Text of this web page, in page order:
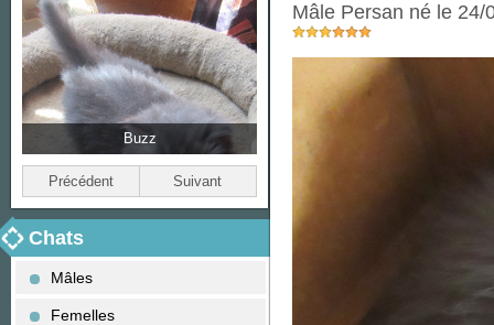
Buzz
Précédent Suivant
Chats
Mâles
Femelles
mâle Persan né le